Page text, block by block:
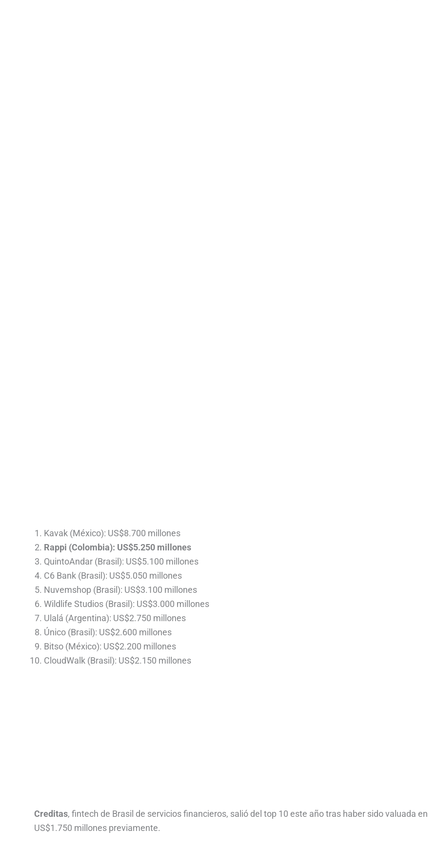
Kavak (México): US$8.700 millones
Rappi (Colombia): US$5.250 millones
QuintoAndar (Brasil): US$5.100 millones
C6 Bank (Brasil): US$5.050 millones
Nuvemshop (Brasil): US$3.100 millones
Wildlife Studios (Brasil): US$3.000 millones
Ulalá (Argentina): US$2.750 millones
Único (Brasil): US$2.600 millones
Bitso (México): US$2.200 millones
CloudWalk (Brasil): US$2.150 millones
Creditas, fintech de Brasil de servicios financieros, salió del top 10 este año tras haber sido valuada en
US$1.750 millones previamente.